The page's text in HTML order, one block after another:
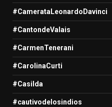
#CamerataLeonardoDavinci
#CantondeValais
#CarmenTenerani
#CarolinaCurti
#Casilda
#cautivodelosindios